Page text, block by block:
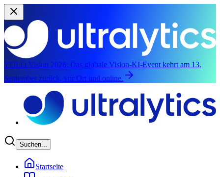
YOLO Vision 2026: Das globale Vision-KI-Event kehrt am 13.
September zurück, vor Ort und online.
Suchen...
Startseite